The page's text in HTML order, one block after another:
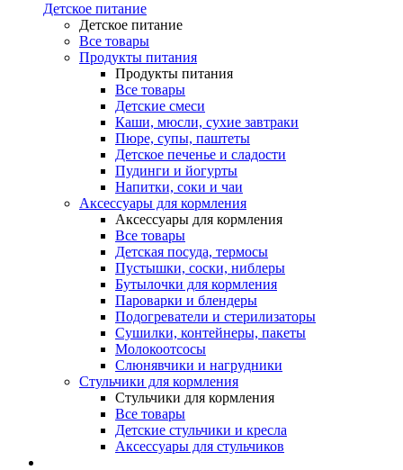
Детское питание
Детское питание
Все товары
Продукты питания
Продукты питания
Все товары
Детские смеси
Каши, мюсли, сухие завтраки
Пюре, супы, паштеты
Детское печенье и сладости
Пудинги и йогурты
Напитки, соки и чаи
Аксессуары для кормления
Аксессуары для кормления
Все товары
Детская посуда, термосы
Пустышки, соски, ниблеры
Бутылочки для кормления
Пароварки и блендеры
Подогреватели и стерилизаторы
Сушилки, контейнеры, пакеты
Молокоотсосы
Слюнявчики и нагрудники
Стульчики для кормления
Стульчики для кормления
Все товары
Детские стульчики и кресла
Аксессуары для стульчиков